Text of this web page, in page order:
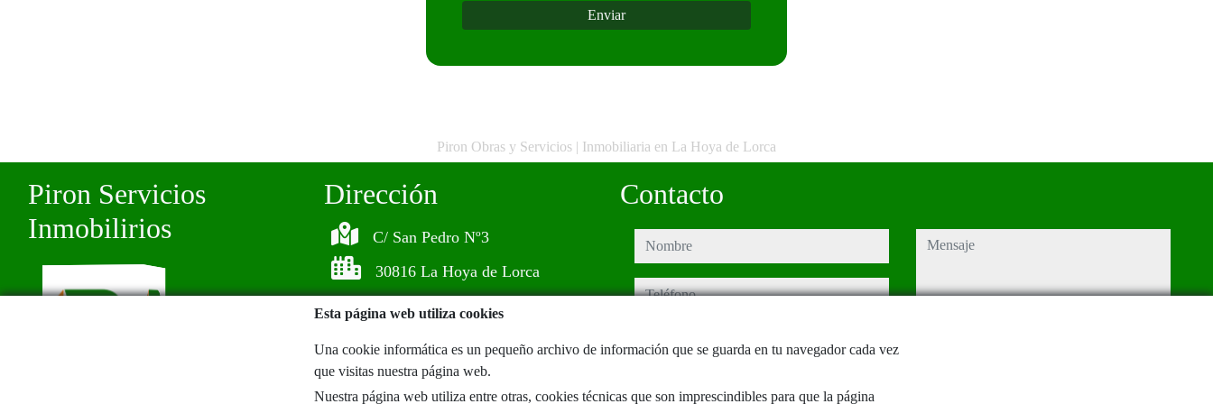
Piron Obras y Servicios | Inmobiliaria en La Hoya de Lorca
Piron Servicios
Inmobilirios
Dirección
C/ San Pedro Nº3
30816 La Hoya de Lorca
Contacto
nombre
teléfono
privacidad
mensaje
Esta página web utiliza cookies
Una cookie informática es un pequeño archivo de información que se guarda en tu navegador cada vez
que visitas nuestra página web.
Nuestra página web utiliza entre otras, cookies técnicas que son imprescindibles para que la página